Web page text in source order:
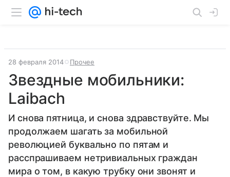
28 февраля 2014 Прочее
Звездные мобильники:
Laibach
И снова пятница, и снова здравствуйте. Мы
продолжаем шагать за мобильной
революцией буквально по пятам и
расспрашиваем нетривиальных граждан
мира о том, в какую трубку они звонят и